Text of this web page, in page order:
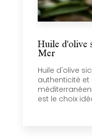
Huile d'olive
Mer
Huile d'olive
authenticité et
est le choix